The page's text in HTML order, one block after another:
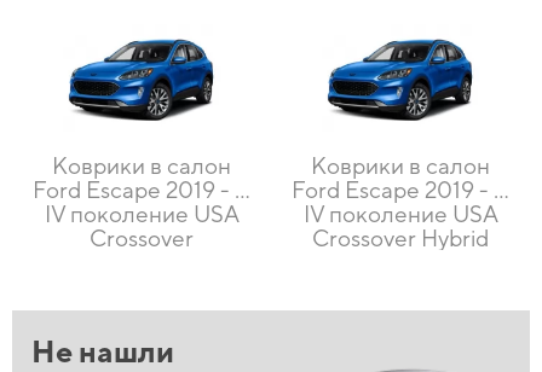
Коврики в салон
Ford Escape 2019 - …
IV поколение USA
Crossover
Коврики в салон
Ford Escape 2019 - …
IV поколение USA
Crossover Hybrid
Не нашли